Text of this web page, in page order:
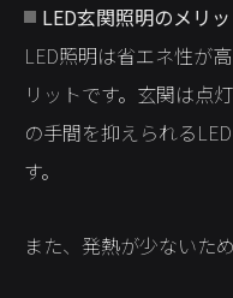
LED玄関照明のメリ
LED照明は省エネ性が
リットです。玄関は点
の手間を抑えられる
す。
また、発熱が少ないた